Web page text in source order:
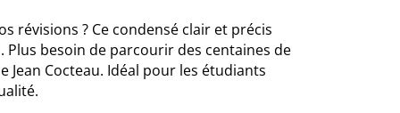
révisions ? Ce condensé clair et précis
besoin de parcourir des centaines de
Jean Cocteau. Idéal pour les étudiants